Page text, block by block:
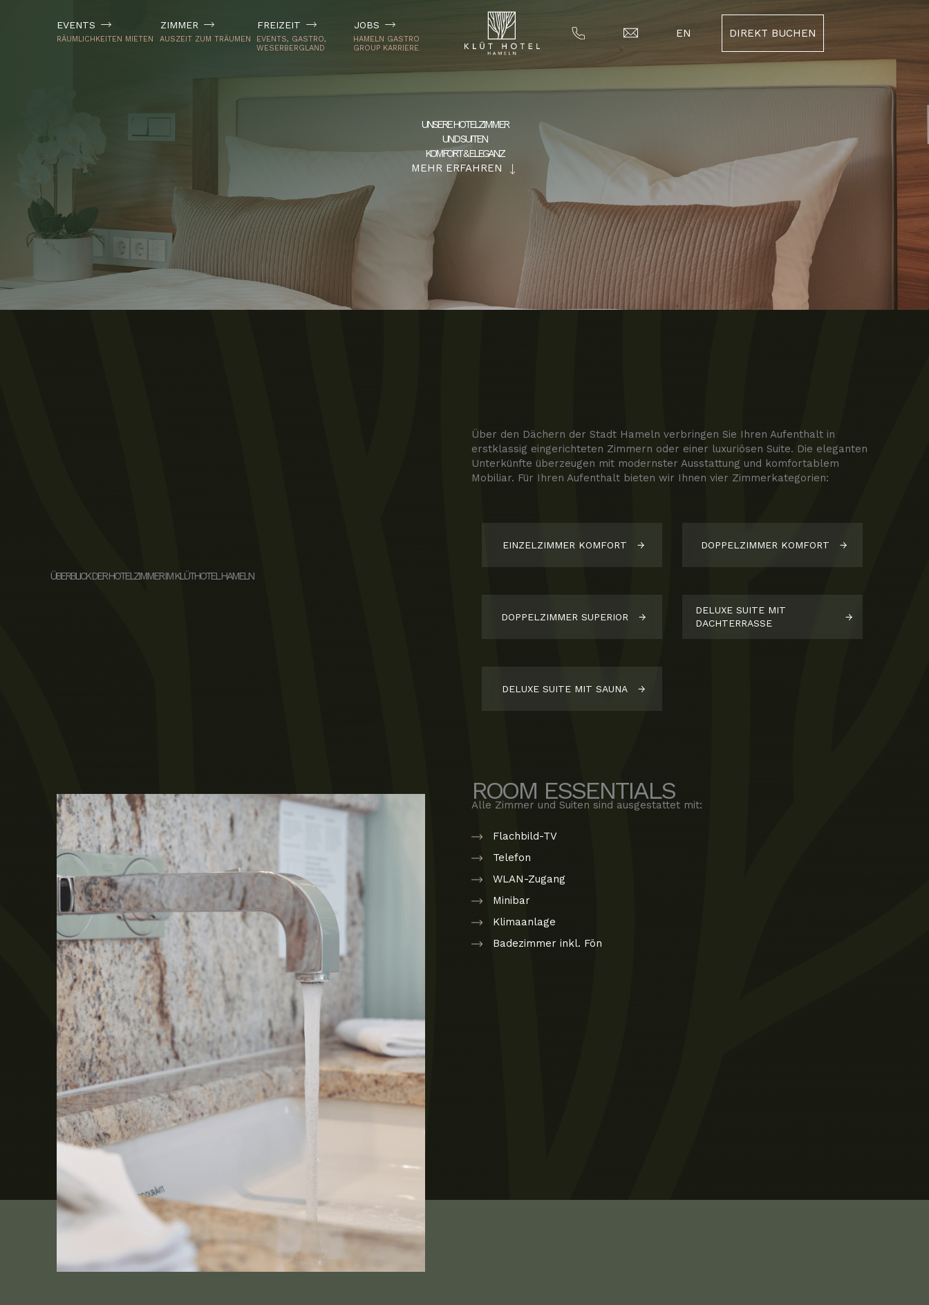
EVENTS ZIMMER FREIZEIT JOBS
EN DIREKT BUCHEN
UNSERE HOTELZIMMER
UND SUITEN
KOMFORT & ELEGANZ
MEHR ERFAHREN
ÜBERBLICK DER HOTELZIMMER IM KLÜTHOTEL HAMELN
Über den Dächern der Stadt Hameln verbringen Sie Ihren Aufenthalt in
erstklassig eingerichteten Zimmern oder einer luxuriösen Suite. Die eleganten
Unterkünfte überzeugen mit modernster Ausstattung und komfortablem
Mobiliar. Für Ihren Aufenthalt bieten wir Ihnen vier Zimmerkategorien:
EINZELZIMMER KOMFORT DOPPELZIMMER KOMFORT
DOPPELZIMMER SUPERIOR
DELUXE SUITE MIT
DACHTERRASSE
DELUXE SUITE MIT SAUNA
ROOM ESSENTIALS
Alle Zimmer und Suiten sind ausgestattet mit:
Flachbild-TV
Telefon
WLAN-Zugang
Minibar
Klimaanlage
Badezimmer inkl. Fön